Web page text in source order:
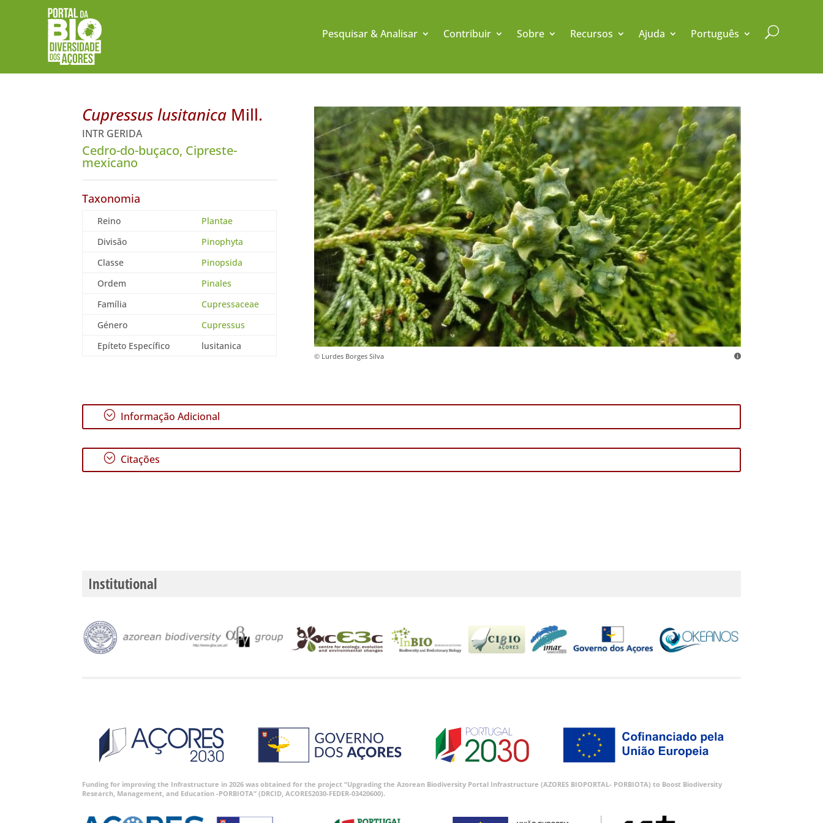
Pesquisar & Analisar Contribuir Sobre Recursos Ajuda Português U
Cupressus lusitanica Mill.
INTR GERIDA
Cedro-do-buçaco, Cipreste-
mexicano
Taxonomia
Reino
Plantae
Divisão
Pinophyta
Classe
Pinopsida
Ordem
Pinales
Família
Cupressaceae
Género
Cupressus
Epíteto Específico
lusitanica
© Lurdes Borges Silva
; Informação Adicional
; Citações
Institutional
Funding for improving the Infrastructure in 2026 was obtained for the project “Upgrading the Azorean Biodiversity Portal Infrastructure (AZORES BIOPORTAL- PORBIOTA) to Boost Biodiversity
Research, Management, and Education -PORBIOTA” (DRCID, ACORES2030-FEDER-03420600).